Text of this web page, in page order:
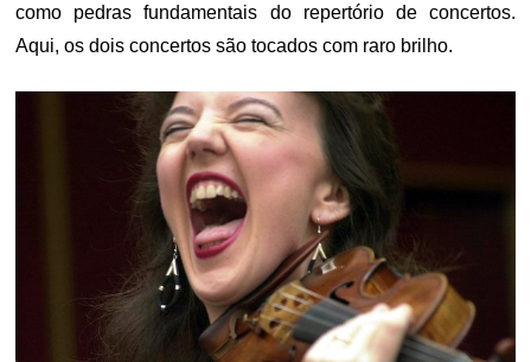
como pedras fundamentais do repertório de concertos.
Aqui, os dois concertos são tocados com raro brilho.